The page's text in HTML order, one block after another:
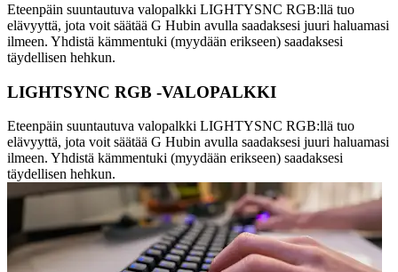
Eteenpäin suuntautuva valopalkki LIGHTYSNC RGB:llä tuo
elävyyttä, jota voit säätää G Hubin avulla saadaksesi juuri haluamasi
ilmeen. Yhdistä kämmentuki (myydään erikseen) saadaksesi
täydellisen hehkun.
LIGHTSYNC RGB -VALOPALKKI
Eteenpäin suuntautuva valopalkki LIGHTYSNC RGB:llä tuo
elävyyttä, jota voit säätää G Hubin avulla saadaksesi juuri haluamasi
ilmeen. Yhdistä kämmentuki (myydään erikseen) saadaksesi
täydellisen hehkun.